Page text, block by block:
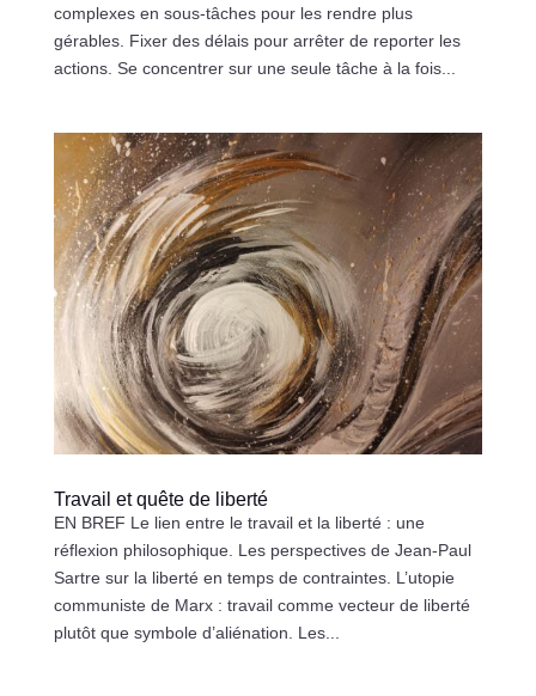
complexes en sous-tâches pour les rendre plus
gérables. Fixer des délais pour arrêter de reporter les
actions. Se concentrer sur une seule tâche à la fois...
Travail et quête de liberté
EN BREF Le lien entre le travail et la liberté : une
réflexion philosophique. Les perspectives de Jean-Paul
Sartre sur la liberté en temps de contraintes. L’utopie
communiste de Marx : travail comme vecteur de liberté
plutôt que symbole d’aliénation. Les...